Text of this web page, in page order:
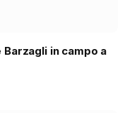
in campo a